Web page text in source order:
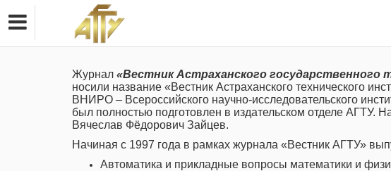
Журнал «Вестник Астраханского государственного
носили название «Вестник Астраханского технического
ВНИРО – Всероссийского научно-исследовательского
был полностью подготовлен в издательском отделе АГТУ.
Вячеслав Фёдорович Зайцев.
Начиная с 1997 года в рамках журнала «Вестник АГТУ»
Автоматика и прикладные вопросы математики и